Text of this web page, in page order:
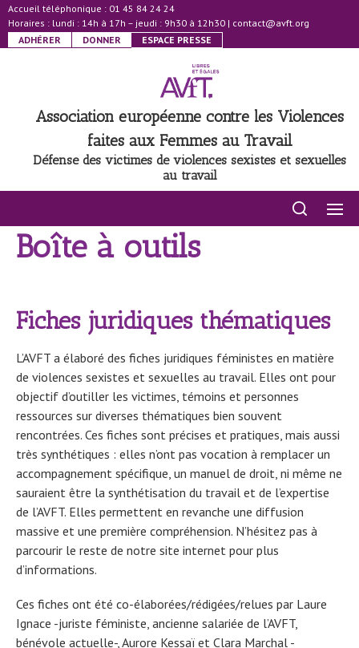
Accueil téléphonique : 01 45 84 24 24
Horaires : lundi : 14h à 17h – jeudi : 9h30 à 12h30 | contact@avft.org
ADHÉRER
DONNER ESPACE PRESSE
Association européenne contre les Violences
faites aux Femmes au Travail
Défense des victimes de violences sexistes et sexuelles
au travail
Boîte à outils
Fiches juridiques thématiques
L’AVFT a élaboré des fiches juridiques féministes en matière
de violences sexistes et sexuelles au travail. Elles ont pour
objectif d’outiller les victimes, témoins et personnes
ressources sur diverses thématiques bien souvent
rencontrées. Ces fiches sont précises et pratiques, mais aussi
très synthétiques : elles n’ont pas vocation à remplacer un
accompagnement spécifique, un manuel de droit, ni même ne
sauraient être la synthétisation du travail et de l’expertise
de l’AVFT. Elles permettent en revanche une diffusion
massive et une première compréhension. N’hésitez pas à
parcourir le reste de notre site internet pour plus
d’informations.
Ces fiches ont été co-élaborées/rédigées/relues par Laure
Ignace -juriste féministe, ancienne salariée de l’AVFT,
bénévole actuelle-, Aurore Kessaï et Clara Marchal -